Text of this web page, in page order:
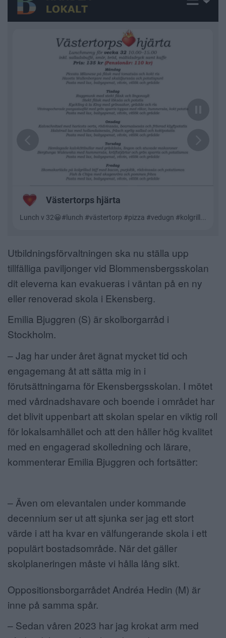
Utbildningsförvaltningen ska nu ställa upp
tillfälliga paviljonger vid Blommensbergsskolan
dit eleverna kan evakueras i väntan på en ny
eller renoverad skola i Ekensberg.
Emilia Bjuggren (S) är skolborgarråd i
Stockholm.
– Jag har under året ägnat mycket tid och
engagemang åt att sätta mig in i
förutsättningarna för Ekensbergsskolan. I mötet
med vårdnadshavare och boende i området har
det blivit uppenbart att skolan spelar en viktig roll
för lokalsamhället och att den håller hög kvalitet
med en engagerad skolledning och lärare,
kommenterar Emilia Bjuggren och fortsätter:
– Även om elevantalen under kommande
decennium ser ut att sjunka ser jag ett stort
värde i att ha kvar en välfungerande skola i ett
populärt bostadsområde. När det gäller
skolplaneringen måste vi hålla lång sikt.
Oppositionsborgarrådet Andréa Hedin (M) är
inne på samma spår.
– Sedan våren 2023 har jag krokat arm med